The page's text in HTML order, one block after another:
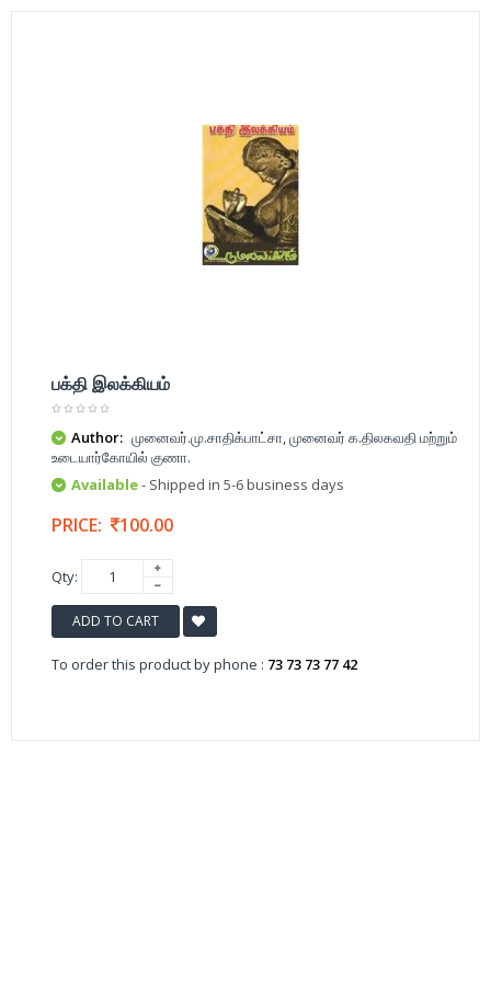
பக்தி இலக்கியம்
Author: முனைவர்.மு.சாதிக்பாட்சா, முனைவர் க.திலகவதி மற்றும்
உடையார்கோயில் குணா.
Available- Shipped in 5-6 business days
PRICE: 100.00
Qty:
ADD TO CART
To order this product by phone : 73 73 73 77 42